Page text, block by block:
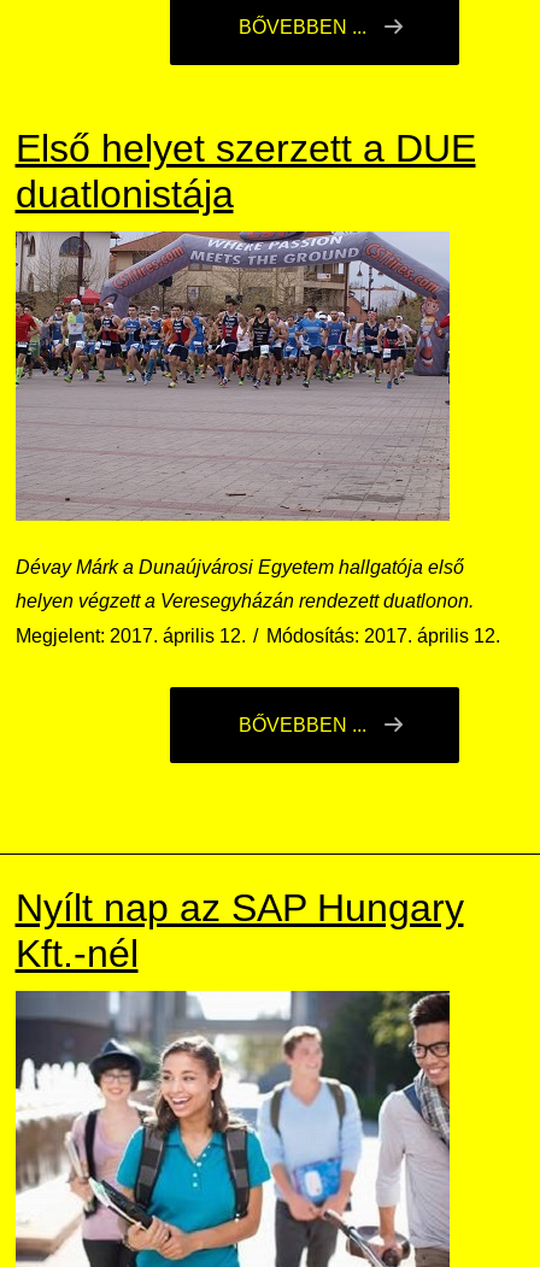
BŐVEBBEN ...
Első helyet szerzett a DUE
duatlonistája
Dévay Márk a Dunaújvárosi Egyetem hallgatója első
helyen végzett a Veresegyházán rendezett duatlonon.
Megjelent: 2017. április 12.
Módosítás: 2017. április 12.
BŐVEBBEN ...
Nyílt nap az SAP Hungary
Kft.-nél